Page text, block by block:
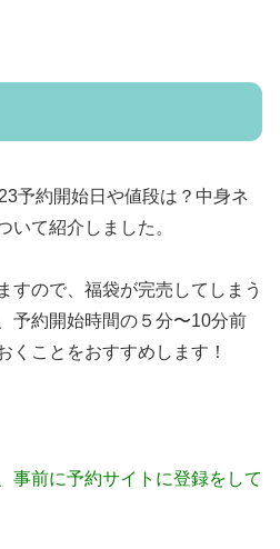
予約開始日や値段は？中身ネ
いて紹介しました。
すので、福袋が完売してしまう
予約開始時間の５分〜10分前
くことをおすすめします！
事前に予約サイトに登録をして